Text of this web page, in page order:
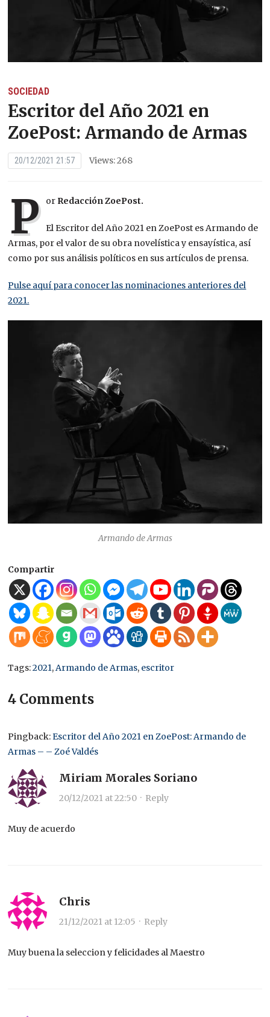
SOCIEDAD
Escritor del Año 2021 en
ZoePost: Armando de Armas
20/12/2021 21:57 Views: 268
P or Redacción ZoePost.
El Escritor del Año 2021 en ZoePost es Armando de
Armas, por el valor de su obra novelística y ensayística, así
como por sus análisis políticos en sus artículos de prensa.
Pulse aquí para conocer las nominaciones anteriores del
2021.
Armando de Armas
Compartir
Tags:2021, Armando de Armas, escritor
4 Comments
Pingback:Escritor del Año 2021 en ZoePost: Armando de
Armas – – Zoé Valdés
Miriam Morales Soriano
20/12/2021 at 22:50 · Reply
Muy de acuerdo
Chris
21/12/2021 at 12:05 · Reply
Muy buena la seleccion y felicidades al Maestro